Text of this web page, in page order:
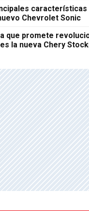
Chevrolet Sonic
que promete
la nueva Chery